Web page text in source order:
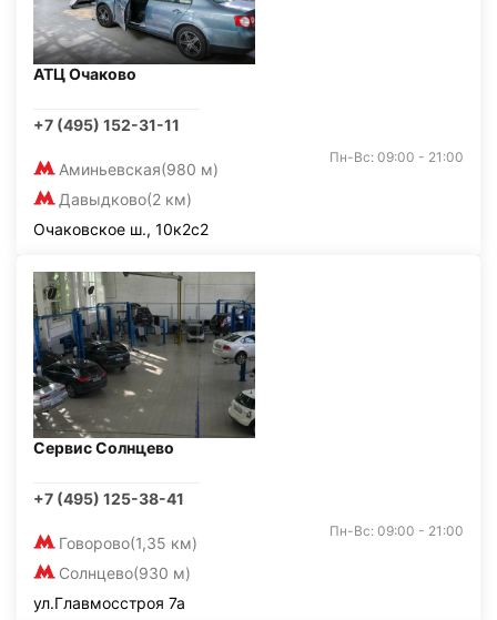
АТЦ Очаково
+7 (495) 152-31-11
Аминьевская(980 м)
Давыдково(2 км)
Пн-Вс: 09:00 - 21:00
Очаковское ш., 10к2с2
Сервис Солнцево
+7 (495) 125-38-41
Говорово(1,35 км)
Солнцево(930 м)
Пн-Вс: 09:00 - 21:00
ул.Главмосстроя 7а